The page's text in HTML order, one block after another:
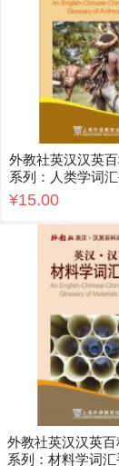
外教社英汉汉英
系列：人类学词
¥15.00
外教社英汉汉英
系列：材料学词